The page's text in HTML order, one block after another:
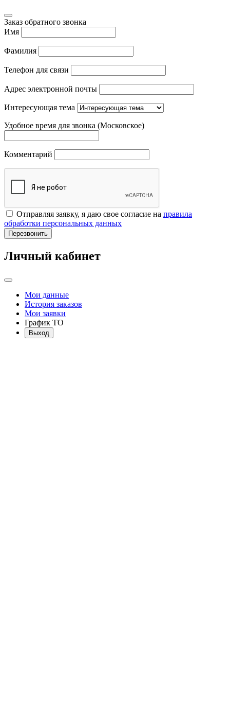
Заказ обратного звонка
Имя
Фамилия
Телефон для связи
Адрес электронной почты
Интересующая тема
Удобное время для звонка (Московское)
Комментарий
Отправляя заявку, я даю свое согласие на правила
обработки персональных данных
Перезвонить
Личный кабинет
Мои данные
История заказов
Мои заявки
График ТО
Выход